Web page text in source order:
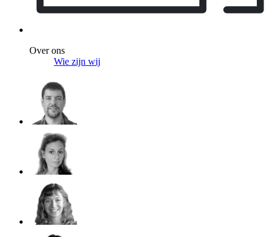
Over ons
Wie zijn wij